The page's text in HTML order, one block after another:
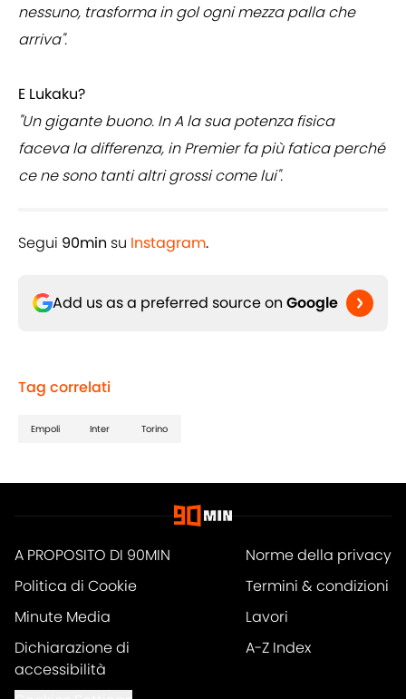
nessuno, trasforma in gol ogni mezza palla che
arriva".
E Lukaku?
"Un gigante buono. In A la sua potenza fisica
faceva la differenza, in Premier fa più fatica perché
ce ne sono tanti altri grossi come lui".
Segui 90min su Instagram.
Add us as a preferred source on Google
Tag correlati
Empoli Inter Torino
A PROPOSITO DI 90MIN
Norme della privacy
Politica di Cookie
Termini & condizioni
Minute Media
Lavori
Dichiarazione di
accessibilità
A-Z Index